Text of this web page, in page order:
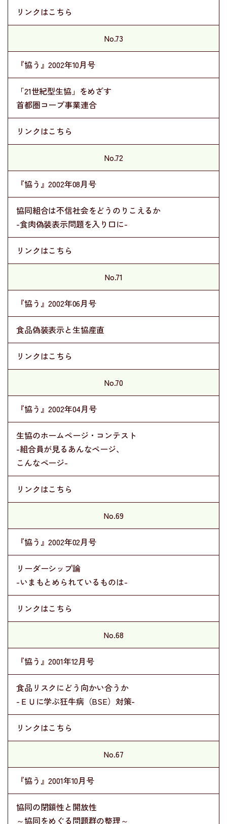
リンクはこちら
No.73
『協う』2002年10月号
「21世紀型生協」をめざす
首都圏コープ事業連合
リンクはこちら
No.72
『協う』2002年08月号
協同組合は不信社会をどうのりこえるか
-食肉偽装表示問題を入り口に-
リンクはこちら
No.71
『協う』2002年06月号
食品偽装表示と生協産直
リンクはこちら
No.70
『協う』2002年04月号
生協のホームページ・コンテスト
-組合員が見るあんなページ、
こんなページ-
リンクはこちら
No.69
『協う』2002年02月号
リーダーシップ論
-いまもとめられているものは-
リンクはこちら
No.68
『協う』2001年12月号
食品リスクにどう向かい合うか
-ＥＵに学ぶ狂牛病（BSE）対策-
リンクはこちら
No.67
『協う』2001年10月号
協同の閉鎖性と開放性
～協同をめぐる問題群の整理～